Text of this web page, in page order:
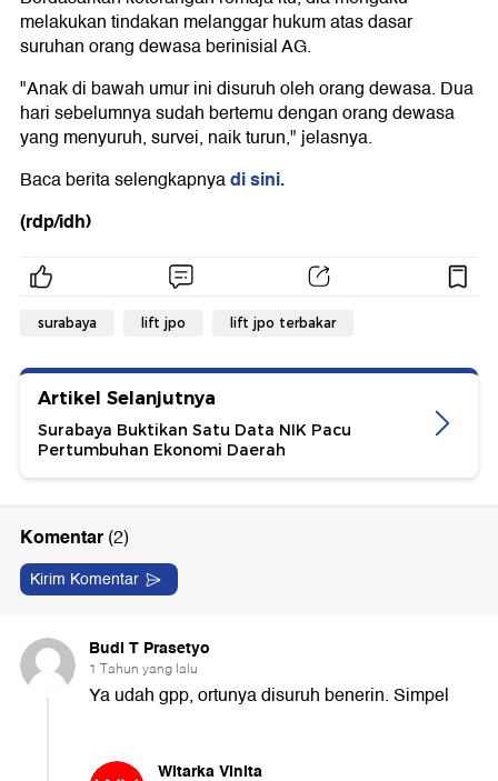
melakukan tindakan melanggar hukum atas dasar
suruhan orang dewasa berinisial AG.
"Anak di bawah umur ini disuruh oleh orang dewasa. Dua
hari sebelumnya sudah bertemu dengan orang dewasa
yang menyuruh, survei, naik turun," jelasnya.
Baca berita selengkapnyadi sini.
(rdp/idh)
surabaya lift jpo lift jpo terbakar
Artikel Selanjutnya
Surabaya Buktikan Satu Data NIK Pacu
Pertumbuhan Ekonomi Daerah